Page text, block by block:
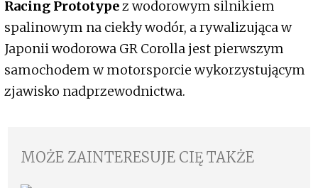
Racing Prototypez wodorowym silnikiem
spalinowym na ciekły wodór, a rywalizująca w
Japonii wodorowa GR Corolla jest pierwszym
samochodem w motorsporcie wykorzystującym
zjawisko nadprzewodnictwa.
MOŻE ZAINTERESUJE CIĘ TAKŻE